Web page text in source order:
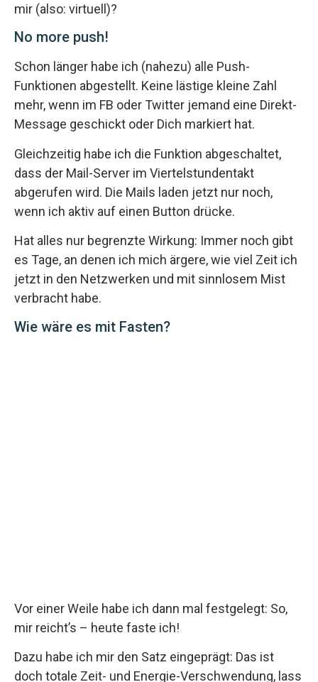
mir (also: virtuell)?
No more push!
Schon länger habe ich (nahezu) alle Push-
Funktionen abgestellt. Keine lästige kleine Zahl
mehr, wenn im FB oder Twitter jemand eine Direkt-
Message geschickt oder Dich markiert hat.
Gleichzeitig habe ich die Funktion abgeschaltet,
dass der Mail-Server im Viertelstundentakt
abgerufen wird. Die Mails laden jetzt nur noch,
wenn ich aktiv auf einen Button drücke.
Hat alles nur begrenzte Wirkung: Immer noch gibt
es Tage, an denen ich mich ärgere, wie viel Zeit ich
jetzt in den Netzwerken und mit sinnlosem Mist
verbracht habe.
Wie wäre es mit Fasten?
Vor einer Weile habe ich dann mal festgelegt: So,
mir reicht’s – heute faste ich!
Dazu habe ich mir den Satz eingeprägt: Das ist
doch totale Zeit- und Energie-Verschwendung, lass